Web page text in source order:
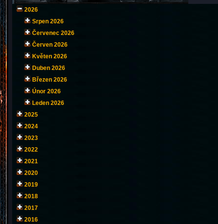
2026
Srpen 2026
Červenec 2026
Červen 2026
Květen 2026
Duben 2026
Březen 2026
Únor 2026
Leden 2026
2025
2024
2023
2022
2021
2020
2019
2018
2017
2016